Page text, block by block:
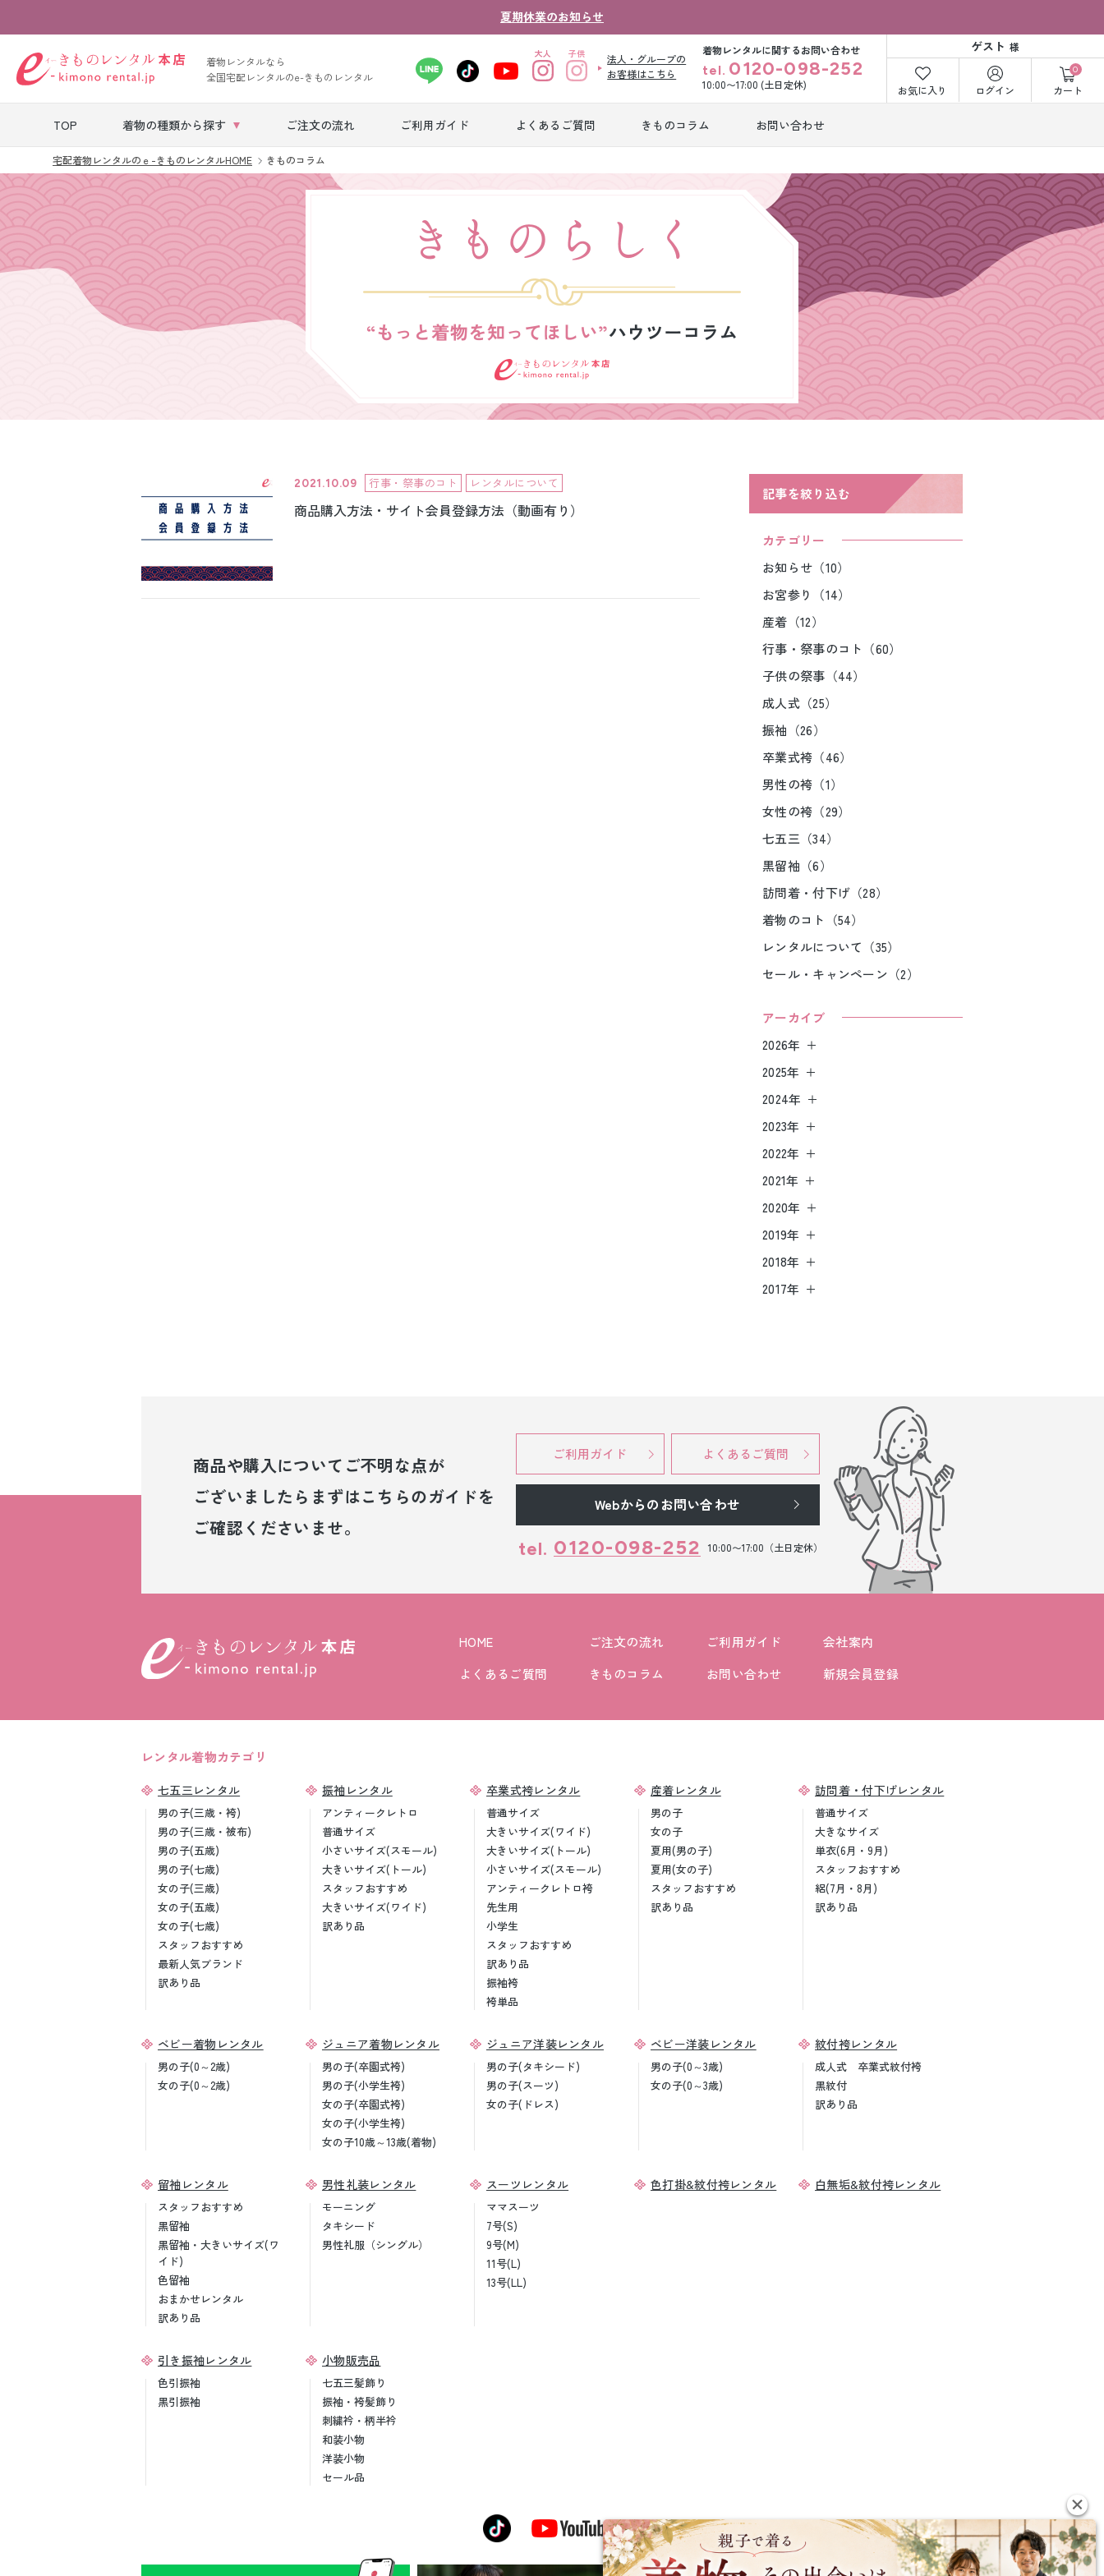
夏期休業のお知らせ
着物レンタルなら
全国宅配レンタルのe-きものレンタル
法人・グループの
お客様はこちら
着物レンタルに関するお問い合わせ
tel. 0120-098-252
10:00〜17:00 (土日定休)
ゲスト 様
お気に入り ログイン
0
カート
TOP 着物の種類から探す ご注文の流れ ご利用ガイド よくあるご質問 きものコラム お問い合わせ
七五三レンタル
ル
レンタル
ベビー着物レン
タル
ジュニア着物レ
ジュニア洋装レ
ンタル
ベビー洋装レン
紋付袴レンタル
留袖レンタル
男性礼装レンタ
スーツレンタル
色打掛&紋付袴
白無垢&紋付袴
レンタル
宅配着物レンタルのｅ-きものレンタルHOME きものコラム
2021.10.09 行事・祭事のコト レンタルについて
商品購入方法・サイト会員登録方法（動画有り）
記事を絞り込む
カテゴリー
お知らせ（10）
お宮参り（14）
産着（12）
行事・祭事のコト（60）
子供の祭事（44）
成人式（25）
振袖（26）
卒業式袴（46）
男性の袴（1）
女性の袴（29）
七五三（34）
黒留袖（6）
訪問着・付下げ（28）
着物のコト（54）
レンタルについて（35）
セール・キャンペーン（2）
アーカイブ
2026年
2025年
2024年
2023年
2022年
2021年
2020年
2019年
2018年
2017年
商品や購入について ご不明な点が
ございましたら まずはこちらのガイドを
ご確認くださいませ。
ご利用ガイド よくあるご質問
Webからのお問い合わせ
tel. 0120-098-252 10:00〜17:00（土日定休）
HOME ご注文の流れ ご利用ガイド
会社案内
よくあるご質問
きものコラム お問い合わせ 新規会員登録
レンタル着物カテゴリ
七五三レンタル
男の子(三歳・袴)
男の子(三歳・被布)
男の子(五歳)
男の子(七歳)
女の子(三歳)
女の子(五歳)
女の子(七歳)
スタッフおすすめ
最新人気ブランド
訳あり品
振袖レンタル
アンティークレトロ
普通サイズ
小さいサイズ(スモール)
大きいサイズ(トール)
スタッフおすすめ
大きいサイズ(ワイド)
訳あり品
卒業式袴レンタル
普通サイズ
大きいサイズ(ワイド)
大きいサイズ(トール)
小さいサイズ(スモール)
アンティークレトロ袴
先生用
小学生
スタッフおすすめ
訳あり品
振袖袴
袴単品
産着レンタル
男の子
女の子
夏用(男の子)
夏用(女の子)
スタッフおすすめ
訳あり品
訪問着・付下げレンタル
普通サイズ
大きなサイズ
単衣(6月・9月)
スタッフおすすめ
絽(7月・8月)
訳あり品
ベビー着物レンタル
男の子(0～2歳)
女の子(0～2歳)
ジュニア着物レンタル
男の子(卒園式袴)
男の子(小学生袴)
女の子(卒園式袴)
女の子(小学生袴)
女の子10歳～13歳(着物)
ジュニア洋装レンタル
男の子(タキシード)
男の子(スーツ)
女の子(ドレス)
ベビー洋装レンタル
男の子(0～3歳)
女の子(0～3歳)
紋付袴レンタル
成人式 卒業式紋付袴
黒紋付
訳あり品
留袖レンタル
スタッフおすすめ
黒留袖
黒留袖・大きいサイズ(ワ
イド)
色留袖
おまかせレンタル
訳あり品
男性礼装レンタル
モーニング
タキシード
男性礼服（シングル）
スーツレンタル
ママスーツ
7号(S)
9号(M)
11号(L)
13号(LL)
色打掛&紋付袴レンタル 白無垢&紋付袴レンタル
引き振袖レンタル
色引振袖
黒引振袖
小物販売品
七五三髪飾り
振袖・袴髪飾り
刺繍衿・柄半衿
和装小物
洋装小物
セール品